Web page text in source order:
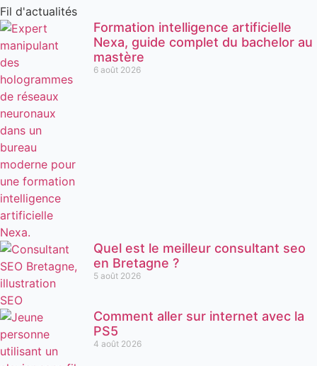
Fil d'actualités
Formation intelligence artificielle
Nexa, guide complet du bachelor au
mastère
6 août 2026
Quel est le meilleur consultant seo
en Bretagne ?
5 août 2026
Comment aller sur internet avec la
PS5
4 août 2026